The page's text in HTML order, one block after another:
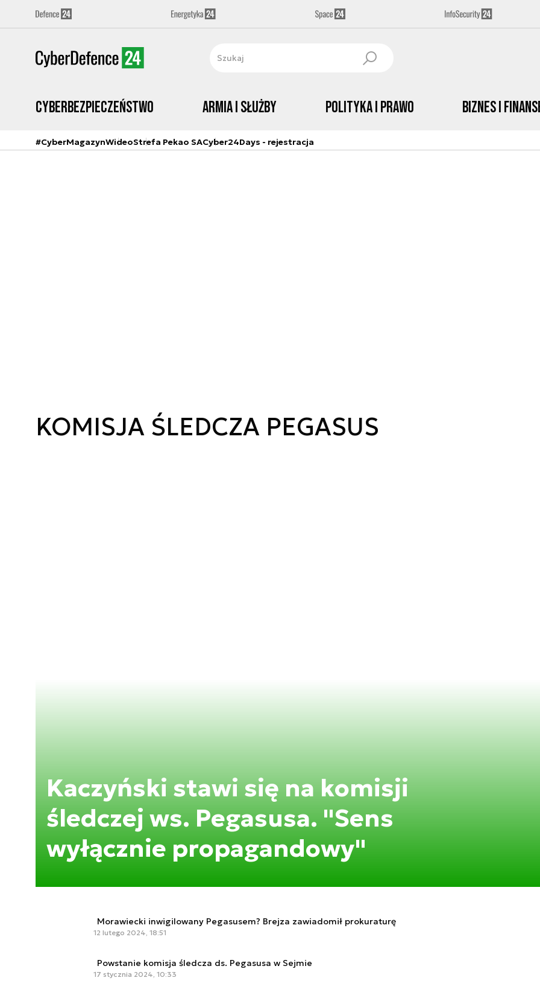
Cyberbezpieczeństwo Armia i Służby Polityka i prawo Biznes i
#CyberMagazynWideoStrefa Pekao SACyber24Days - rejestracja
KOMISJA ŚLEDCZA PEGASUS
Kaczyński stawi się na komisji
śledczej ws. Pegasusa. "Sens
wyłącznie propagandowy"
Morawiecki inwigilowany Pegasusem? Brejza zawiadomił prokuraturę
12 lutego 2024, 18:51
Powstanie komisja śledcza ds. Pegasusa w Sejmie
17 stycznia 2024, 10:33